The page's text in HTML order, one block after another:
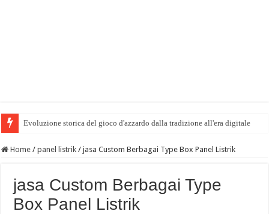
Evoluzione storica del gioco d'azzardo dalla tradizione all'era digitale
Home / panel listrik / jasa Custom Berbagai Type Box Panel Listrik
jasa Custom Berbagai Type
Box Panel Listrik